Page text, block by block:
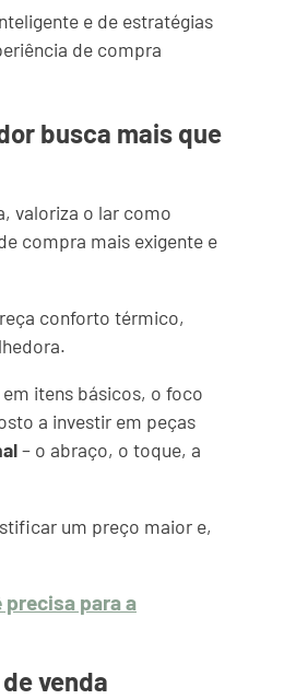
e de estratégias
de compra
busca mais que
valoriza o lar como
compra mais exigente e
conforto térmico,
itens básicos, o foco
a investir em peças
– o abraço, o toque, a
um preço maior e,
precisa para a
venda